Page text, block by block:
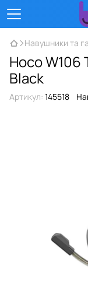
Навушники та
Hoco
Black
Артикул: 145518